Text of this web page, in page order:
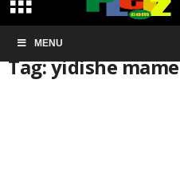
MENU
Início Tags
Tag: yidishe mame